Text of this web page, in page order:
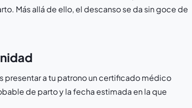
Más allá de ello, el descanso se da sin goce de
presentar a tu patrono un certificado médico
de parto y la fecha estimada en la que